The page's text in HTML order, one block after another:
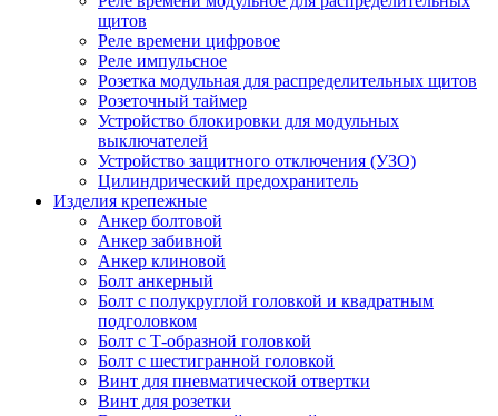
щитов
Реле времени цифровое
Реле импульсное
Розетка модульная для распределительных щитов
Розеточный таймер
Устройство блокировки для модульных
выключателей
Устройство защитного отключения (УЗО)
Цилиндрический предохранитель
Изделия крепежные
Анкер болтовой
Анкер забивной
Анкер клиновой
Болт анкерный
Болт с полукруглой головкой и квадратным
подголовком
Болт с Т-образной головкой
Болт с шестигранной головкой
Винт для пневматической отвертки
Винт для розетки